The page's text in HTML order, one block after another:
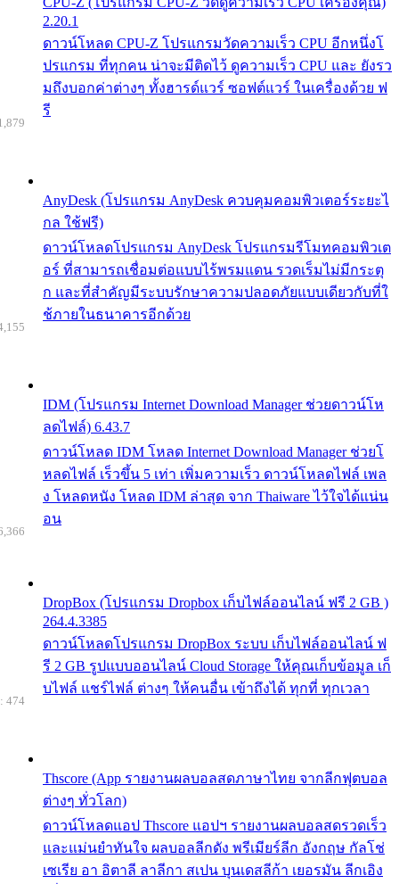
2.20.1
ดาวน์โหลด CPU-Z โปรแกรมวัดความเร็ว CPU อีกหนึ่งโ
ปรแกรม ที่ทุกคน น่าจะมีติดไว้ ดูความเร็ว CPU และ ยังรว
มถึงบอกค่าต่างๆ ทั้งฮารด์แวร์ ซอฟต์แวร์ ในเครื่องด้วย ฟ
รี
AnyDesk (โปรแกรม AnyDesk ควบคุมคอมพิวเตอร์ระยะไ
กล ใช้ฟรี)
ดาวน์โหลดโปรแกรม AnyDesk โปรแกรมรีโมทคอมพิวเต
อร์ ที่สามารถเชื่อมต่อแบบไร้พรมแดน รวดเร็มไม่มีกระตุ
ก และที่สำคัญมีระบบรักษาความปลอดภัยแบบเดียวกับที่ใ
ช้ภายในธนาคารอีกด้วย
IDM (โปรแกรม Internet Download Manager ช่วยดาวน์โห
ลดไฟล์) 6.43.7
ดาวน์โหลด IDM โหลด Internet Download Manager ช่วยโ
หลดไฟล์ เร็วขึ้น 5 เท่า เพิ่มความเร็ว ดาวน์โหลดไฟล์ เพล
ง โหลดหนัง โหลด IDM ล่าสุด จาก Thaiware ไว้ใจได้แน่น
อน
DropBox (โปรแกรม Dropbox เก็บไฟล์ออนไลน์ ฟรี 2 GB )
264.4.3385
ดาวน์โหลดโปรแกรม DropBox ระบบ เก็บไฟล์ออนไลน์ ฟ
รี 2 GB รูปแบบออนไลน์ Cloud Storage ให้คุณเก็บข้อมูล เก็
บไฟล์ แชร์ไฟล์ ต่างๆ ให้คนอื่น เข้าถึงได้ ทุกที่ ทุกเวลา
Thscore (App รายงานผลบอลสดภาษาไทย จากลีกฟุตบอล
ต่างๆ ทั่วโลก)
ดาวน์โหลดแอป Thscore แอปฯ รายงานผลบอลสดรวดเร็ว
และแม่นยำทันใจ ผลบอลลีกดัง พรีเมียร์ลีก อังกฤษ กัลโช่
เซเรีย อา อิตาลี ลาลีกา สเปน บุนเดสลีก้า เยอรมัน ลีกเอิง
474